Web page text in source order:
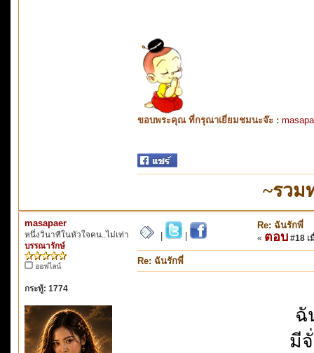
ขอบพระคุณ ที่กรุณาเยี่ยมชมนะจ๊ะ :
~รวม
masapaer
หนึ่งวินาทีในหัวใจคน..ไม่เท่า
บรรณารักษ์
ออฟไลน์
กระทู้: 1774
Re: ฉันรักพี่
« ตอบ #18 เ
Re: ฉันรักพี่
ฉั
มี